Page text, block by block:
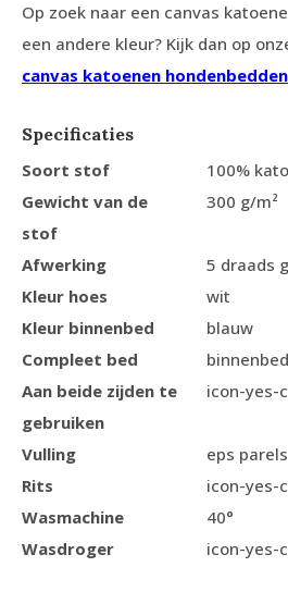
Op zoek naar een canvas
een andere kleur? Kijk dan op
canvas katoenen
Specificaties
Soort stof
100%
Gewicht van de
stof
300 g/m²
Afwerking
5 draads
Kleur hoes
wit
Kleur binnenbed
blauw
Compleet bed
Aan beide zijden te
gebruiken
icon-yes-
Vulling
eps parels
Rits
icon-yes-
Wasmachine
40°
Wasdroger
icon-yes-